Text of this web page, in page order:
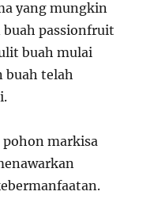
yang mungkin
buah passionfruit
buah mulai
buah telah
pohon markisa